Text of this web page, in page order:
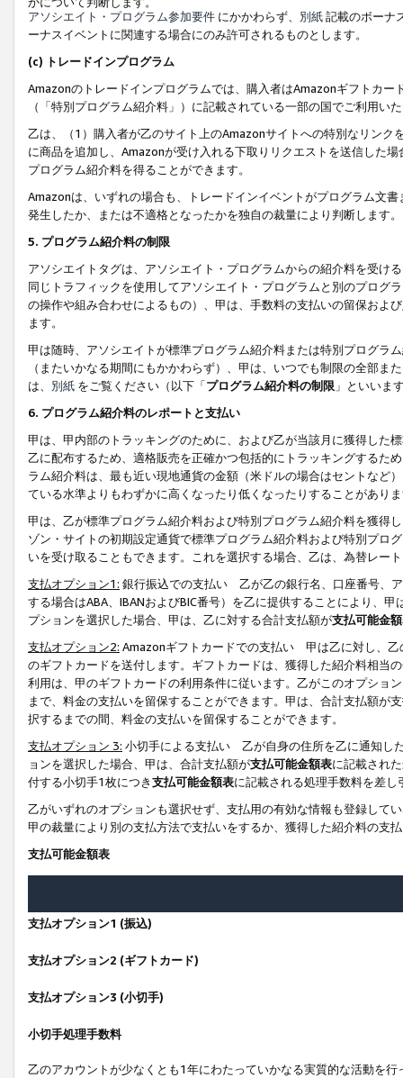
アソシエイト・プログラム参加要件 にかかわらず、 別紙記載のボーナ
ーナスイベントに関連する場合にのみ許可されるものとします。
(c) トレードインプログラム
Amazonのトレードインプログラムでは、購入者はAmazonギフトカ
（「特別プログラム紹介料」）に記載されている一部の国でご利用い
乙は、（1）購入者が乙のサイト上のAmazonサイトへの特別なリン
に商品を追加し、Amazonが受け入れる下取りリクエストを送信した
プログラム紹介料を得ることができます。
Amazonは、いずれの場合も、トレードインイベントがプログラム文
発生したか、または不適格となったかを独自の裁量により判断します。
5. プログラム紹介料の制限
アソシエイトタグは、アソシエイト・プログラムからの紹介料を受け
同じトラフィックを使用してアソシエイト・プログラムと別のプログ
の操作や組み合わせによるもの）、甲は、手数料の支払いの留保およ
ます。
甲は随時、アソシエイトが標準プログラム紹介料または特別プログラ
（またいかなる期間にもかかわらず）、甲は、いつでも制限の全部
は、 別紙 をご覧ください（以下「プログラム紹介料の制限 」といいま
6. プログラム紹介料のレポートと支払い
甲は、甲内部のトラッキングのために、および乙が当該月に獲得した
乙に配布するため、適格販売を正確かつ包括的にトラッキングするた
ラム紹介料は、最も近い現地通貨の金額（米ドルの場合はセントなど
ている水準よりもわずかに高くなったり低くなったりすることがあり
甲は、乙が標準プログラム紹介料および特別プログラム紹介料を獲得
ゾン・サイトの初期設定通貨で標準プログラム紹介料および特別プロ
いを受け取ることもできます。これを選択する場合、乙は、為替レー
支払オプション1: 銀行振込での支払い 乙が乙の銀行名、口座番号、
する場合はABA、IBANおよびBIC番号）を乙に提供することにより、
プションを選択した場合、甲は、乙に対する合計支払額が支払可能金
支払オプション2: Amazonギフトカードでの支払い 甲は乙に対し、乙
のギフトカードを送付します。ギフトカードは、獲得した紹介料相当
利用は、甲のギフトカードの利用条件に従います。乙がこのオプショ
まで、料金の支払いを留保することができます。甲は、合計支払額が
択するまでの間、料金の支払いを留保することができます。
支払オプション 3: 小切手による支払い 乙が自身の住所を乙に通知し
ョンを選択した場合、甲は、合計支払額が支払可能金額表に記載され
付する小切手1枚につき支払可能金額表に記載される処理手数料を差し
乙がいずれのオプションも選択せず、支払用の有効な情報も登録して
甲の裁量により別の支払方法で支払いをするか、獲得した紹介料の支
支払可能金額表
支払オプション1 (振込)
支払オプション2 (ギフトカード)
支払オプション3 (小切手)
小切手処理手数料
乙のアカウントが少なくとも1年にわたっていかなる実質的な活動を